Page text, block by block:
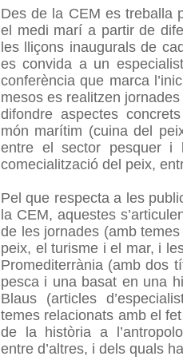
Des de la CEM es treballa
el medi marí a partir de
les lliçons inaugurals de
es convida a un
conferència que marca
mesos es realitzen
difondre aspectes
món marítim (cuina del
entre el sector pesquer i
comecialització del peix,
Pel que respecta a les
la CEM, aquestes
de les jornades (amb
peix, el turisme i el mar, i
Promediterrània (amb dos
pesca i una basat en una
Blaus (articles
temes relacionats amb el
de la història a
entre d’altres, i dels quals